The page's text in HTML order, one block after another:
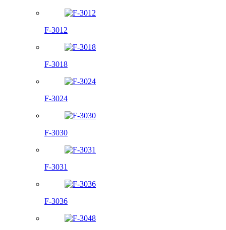
F-3012
F-3018
F-3024
F-3030
F-3031
F-3036